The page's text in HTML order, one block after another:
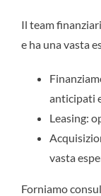
Il team
e ha una vasta
anticipati
Leasing:
vasta
Forniamo